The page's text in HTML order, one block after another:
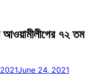
৭২ তম
June 24, 2021